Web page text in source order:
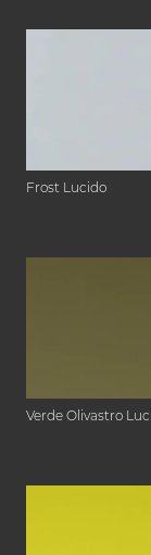
Frost Lucido
Verde Olivastro